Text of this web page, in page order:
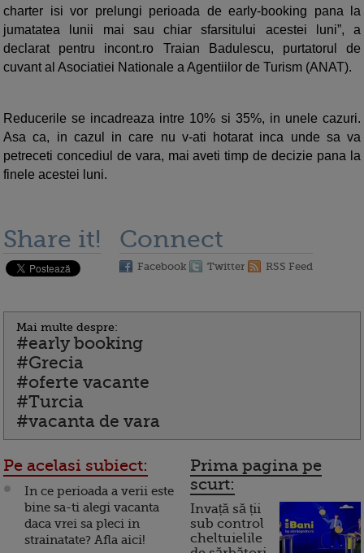
charter isi vor prelungi perioada de early-booking pana la
jumatatea lunii mai sau chiar sfarsitului acestei luni”, a
declarat pentru incont.ro Traian Badulescu, purtatorul de
cuvant al Asociatiei Nationale a Agentiilor de Turism (ANAT).
Reducerile se incadreaza intre 10% si 35%, in unele cazuri.
Asa ca, in cazul in care nu v-ati hotarat inca unde sa va
petreceti concediul de vara, mai aveti timp de decizie pana la
finele acestei luni.
Share it! Connect
Facebook Twitter RSS Feed
Mai multe despre:
#early booking
#Grecia
#oferte vacante
#Turcia
#vacanta de vara
Pe acelasi subiect:
In ce perioada a verii este
bine sa-ti alegi vacanta
daca vrei sa pleci in
strainatate? Afla aici!
Prima pagina pe
scurt:
Invață să ții
sub control
cheltuielile